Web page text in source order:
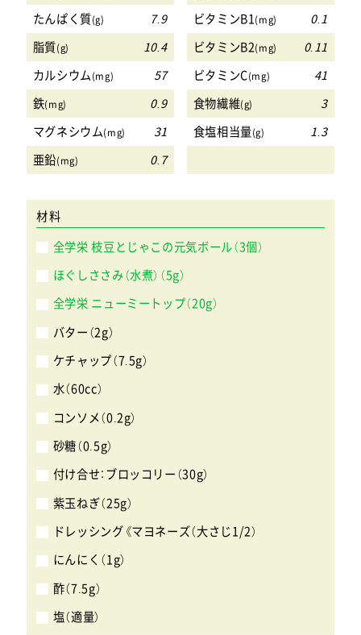
たんぱく質(g) 7.9 ビタミンB1(mg)
0.1
脂質(g) 10.4 ビタミンB2(mg)
0.11
カルシウム(mg) 57 ビタミンC(mg)
41
鉄(mg) 0.9 食物繊維(g)
3
マグネシウム(mg) 31 食塩相当量(g)
1.3
亜鉛(mg) 0.7
材料
全学栄 枝豆とじゃこの元気ボール（3個）
ほぐしささみ（水煮）（5g）
全学栄 ニューミートップ（20g）
バター（2g）
ケチャップ（7.5g）
水（60cc）
コンソメ（0.2g）
砂糖（0.5g）
付け合せ：ブロッコリー（30g）
紫玉ねぎ（25g）
ドレッシング《マヨネーズ（大さじ1/2）
にんにく（1g）
酢（7.5g）
塩（適量）